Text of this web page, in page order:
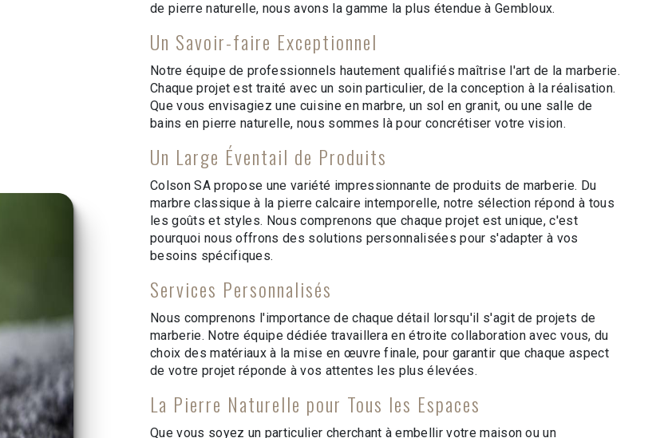
de pierre naturelle, nous avons la gamme la plus étendue à Gembloux.
Un Savoir-faire Exceptionnel
Notre équipe de professionnels hautement qualifiés maîtrise l'art de la marberie.
Chaque projet est traité avec un soin particulier, de la conception à la réalisation.
Que vous envisagiez une cuisine en marbre, un sol en granit, ou une salle de
bains en pierre naturelle, nous sommes là pour concrétiser votre vision.
Un Large Éventail de Produits
Colson SA propose une variété impressionnante de produits de marberie. Du
marbre classique à la pierre calcaire intemporelle, notre sélection répond à tous
les goûts et styles. Nous comprenons que chaque projet est unique, c'est
pourquoi nous offrons des solutions personnalisées pour s'adapter à vos
besoins spécifiques.
Services Personnalisés
Nous comprenons l'importance de chaque détail lorsqu'il s'agit de projets de
marberie. Notre équipe dédiée travaillera en étroite collaboration avec vous, du
choix des matériaux à la mise en œuvre finale, pour garantir que chaque aspect
de votre projet réponde à vos attentes les plus élevées.
La Pierre Naturelle pour Tous les Espaces
Que vous soyez un particulier cherchant à embellir votre maison ou un